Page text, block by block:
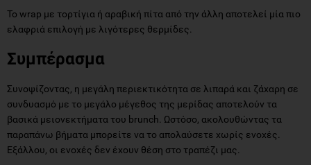
Το wrap με τορτίγια ή αραβική πίτα από την άλλη αποτελεί μία πιο
ελαφριά επιλογή με λιγότερες θερμίδες.
Συμπέρασμα
Συνοψίζοντας, η μεγάλη περιεκτικότητα σε λιπαρά και ζάχαρη σε
συνδυασμό με το μεγάλο μέγεθος της μερίδας αποτελούν τα
βασικά μειονεκτήματα του brunch. Ωστόσο, ακολουθώντας τα
παραπάνω βήματα μπορείτε να το απολαύσετε χωρίς ενοχές.
Εξάλλου, οι ενοχές δεν έχουν θέση στο τραπέζι μας.